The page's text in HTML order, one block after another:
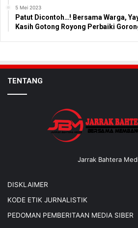
5 Mei 2023
Patut Dicontoh…! Bersama Warga,
Kasih Gotong Royong Perbaiki
TENTANG
Jarrak Bahtera
DISKLAIMER
KODE ETIK JURNALISTIK
PEDOMAN PEMBERITAAN MEDIA SIBER